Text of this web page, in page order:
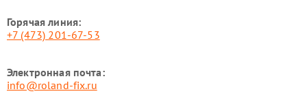
Горячая линия:
+7 (473) 201-67-53
Электронная почта:
info@roland-fix.ru